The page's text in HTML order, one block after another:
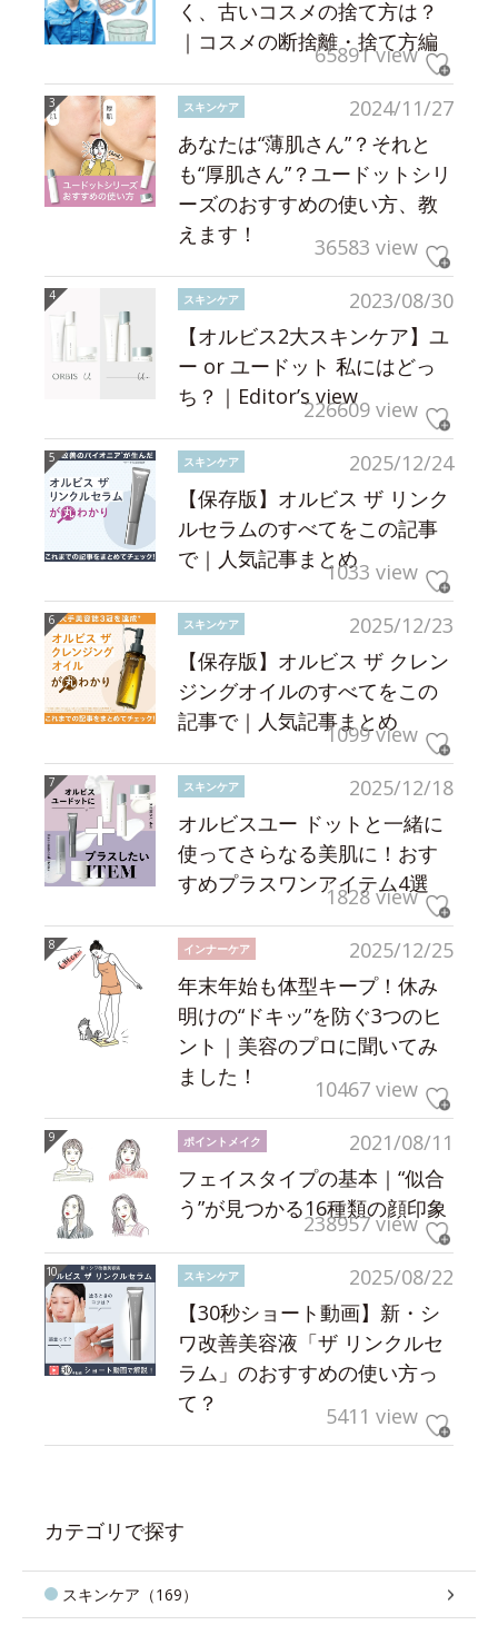
く、古いコスメの捨て方は？
｜コスメの断捨離・捨て方編
65891 view
2024/11/27
スキンケア
あなたは“薄肌さん”？それと
も“厚肌さん”？ユードットシリ
ーズのおすすめの使い方、教
えます！
36583 view
2023/08/30
スキンケア
【オルビス2大スキンケア】ユ
ー or ユードット 私にはどっ
ち？｜Editor’s view226609 view
2025/12/24
スキンケア
【保存版】オルビス ザ リンク
ルセラムのすべてをこの記事
で｜人気記事まとめ1033 view
2025/12/23
スキンケア
【保存版】オルビス ザ クレン
ジングオイルのすべてをこの
記事で｜人気記事まとめ
1099 view
2025/12/18
スキンケア
オルビスユー ドットと一緒に
使ってさらなる美肌に！おす
すめプラスワンアイテム4選
1828 view
2025/12/25
インナーケア
年末年始も体型キープ！休み
明けの“ドキッ”を防ぐ3つのヒ
ント｜美容のプロに聞いてみ
ました！
10467 view
2021/08/11
ポイントメイク
フェイスタイプの基本｜“似合
う”が見つかる16種類の顔印象
238957 view
2025/08/22
スキンケア
【30秒ショート動画】新・シ
ワ改善美容液「ザ リンクルセ
ラム」のおすすめの使い方っ
て？
5411 view
カテゴリで探す
スキンケア（169）